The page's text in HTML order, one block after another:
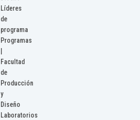
Líderes
de
programa
Programas
Facultad
de
Producción
y
Diseño
Laboratorios